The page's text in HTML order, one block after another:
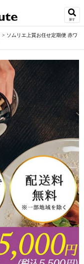
探す
> ソムリエ上質お任せ定期便 赤ワ